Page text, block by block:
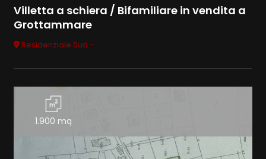
Villetta a schiera / Bifamiliare in vendita a
Grottammare
Residenziale Sud -
1.900 mq